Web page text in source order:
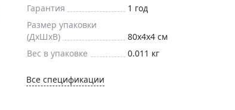
Фотоловушки
Фотооборудование
Гарантия
1 год
Размер упаковки
(ДxШxВ)
80x4x4 см
Вес в упаковке
0.011 кг
Все спецификации